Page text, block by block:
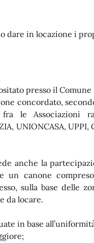
dare in locazione i
presso il
concordato,
le Associazioni
UNIONCASA,
anche la
canone
sulla base
da locare.
in base